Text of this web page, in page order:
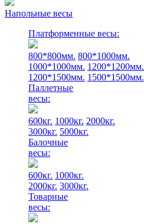
Напольные весы
Платформенные весы:
800*800мм. 800*1000мм.
1000*1000мм. 1200*1200мм.
1200*1500мм. 1500*1500мм.
Паллетные
весы:
600кг. 1000кг. 2000кг.
3000кг. 5000кг.
Балочные
весы:
600кг. 1000кг.
2000кг. 3000кг.
Товарные
весы: